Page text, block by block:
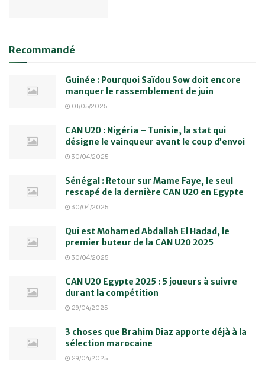
Recommandé
Guinée : Pourquoi Saïdou Sow doit encore
manquer le rassemblement de juin
01/05/2025
CAN U20 : Nigéria – Tunisie, la stat qui
désigne le vainqueur avant le coup d’envoi
30/04/2025
Sénégal : Retour sur Mame Faye, le seul
rescapé de la dernière CAN U20 en Egypte
30/04/2025
Qui est Mohamed Abdallah El Hadad, le
premier buteur de la CAN U20 2025
30/04/2025
CAN U20 Egypte 2025 : 5 joueurs à suivre
durant la compétition
29/04/2025
3 choses que Brahim Diaz apporte déjà à la
sélection marocaine
29/04/2025